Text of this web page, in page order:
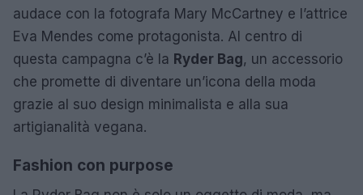
audace con la fotografa Mary McCartney e l’attrice
Eva Mendes come protagonista. Al centro di
questa campagna c’è la Ryder Bag, un accessorio
che promette di diventare un’icona della moda
grazie al suo design minimalista e alla sua
artigianalità vegana.
Fashion con purpose